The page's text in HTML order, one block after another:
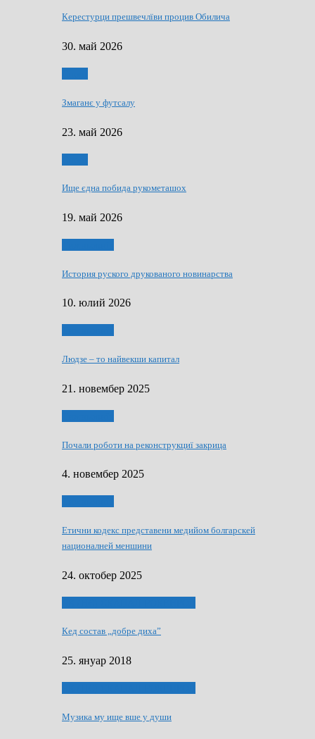
Керестурци прешвечлїви процив Обилича
30. май 2026
Змаганє у футсалу
23. май 2026
Ище єдна побида рукометашох
19. май 2026
История руского друкованого новинарства
10. юлий 2026
Людзе – то найвекши капитал
21. новембер 2025
Почали роботи на реконструкциї закрица
4. новембер 2025
Етични кодекс представени медийом болгарскей
националней меншини
24. октобер 2025
Кед состав „добре диха”
25. януар 2018
Музика му ище вше у души